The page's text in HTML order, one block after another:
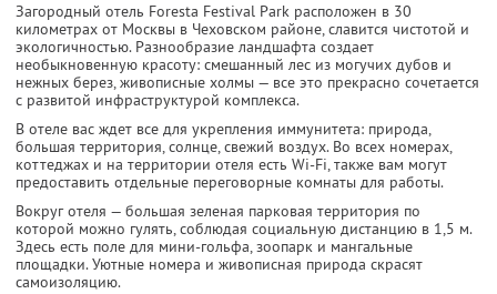
Загородный отель Foresta Festival Park расположен в 30
километрах от Москвы в Чеховском районе, славится чистотой и
экологичностью. Разнообразие ландшафта создает
необыкновенную красоту: смешанный лес из могучих дубов и
нежных берез, живописные холмы — все это прекрасно сочетается
с развитой инфраструктурой комплекса.
В отеле вас ждет все для укрепления иммунитета: природа,
большая территория, солнце, свежий воздух. Во всех номерах,
коттеджах и на территории отеля есть Wi-Fi, также вам могут
предоставить отдельные переговорные комнаты для работы.
Вокруг отеля — большая зеленая парковая территория по
которой можно гулять, соблюдая социальную дистанцию в 1,5 м.
Здесь есть поле для мини-гольфа, зоопарк и мангальные
площадки. Уютные номера и живописная природа скрасят
самоизоляцию.